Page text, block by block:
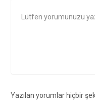
Yazılan yorumlar hiçbir